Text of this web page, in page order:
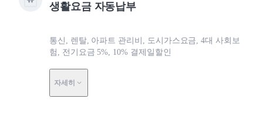
생활요금 자동납부
통신, 렌탈, 아파트 관리비, 도시가스요금, 4대 사회보
험, 전기요금 5%, 10% 결제일할인
자세히